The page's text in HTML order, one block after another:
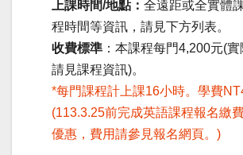
上課時間/地點： 全遠距或全實體
程時間等資訊，請見下方列表。
收費標準 ：本課程每門4,200元(
請見課程資訊)。
*每門課程計上課16小時。學費
(113.3.25前完成英語課程報名繳費
優惠，費用請參見報名網頁。 )